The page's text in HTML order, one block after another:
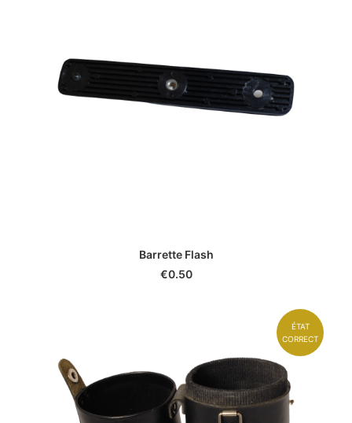
Barrette Flash
€0.50
ÉTAT
CORRECT